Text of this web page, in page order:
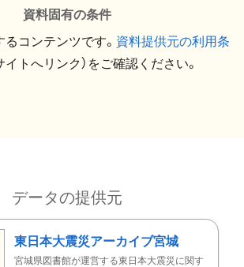
資料固有の条件
コンテンツです。 資料提供元の利用条
イトへリンク）をご確認ください。
データの提供元
東日本大震災アーカイブ宮城
宮城県図書館が運営する東日本大震災に関す